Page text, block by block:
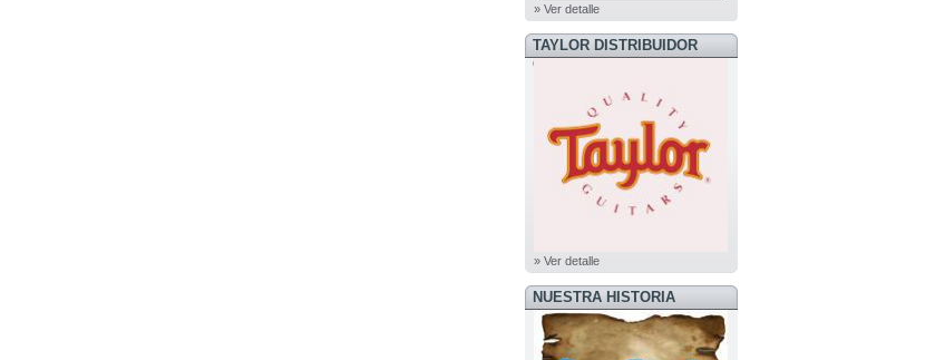
» Ver detalle
TAYLOR DISTRIBUIDOR
OFICIAL
» Ver detalle
NUESTRA HISTORIA